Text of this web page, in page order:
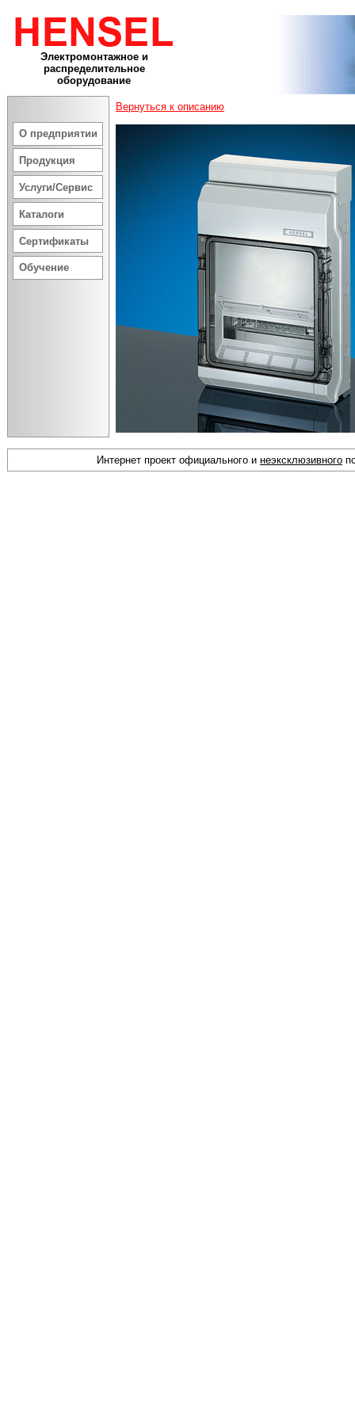
Электромонтажное и
распределительное
оборудование
О предприятии
Продукция
Услуги/Сервис
Каталоги
Сертификаты
Обучение
Вернуться к описанию
Интернет проект официального и неэксклюзивного